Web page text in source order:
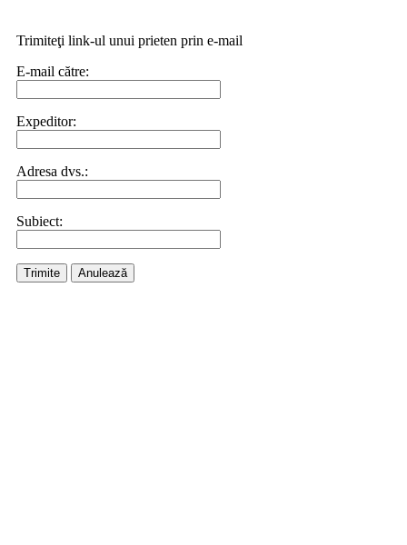
Trimiteţi link-ul unui prieten prin e-mail
E-mail către:
Expeditor:
Adresa dvs.:
Subiect:
Trimite Anulează